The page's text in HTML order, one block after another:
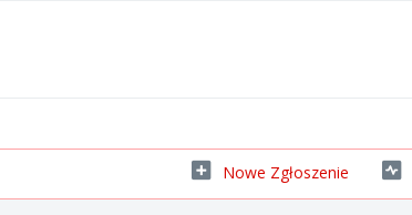
Nowe Zgłoszenie